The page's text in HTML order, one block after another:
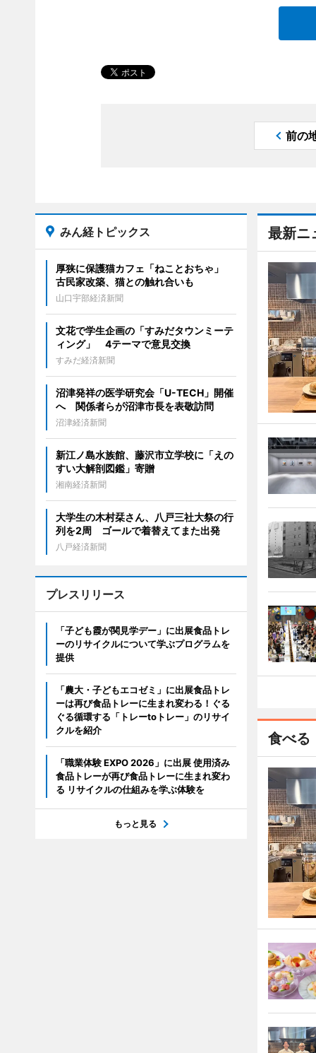
前の
最新ニ
食べる
みん経トピックス
厚狭に保護猫カフェ「ねことおちゃ」
古民家改築、猫との触れ合いも
山口宇部経済新聞
文花で学生企画の「すみだタウンミーテ
ィング」 4テーマで意見交換
すみだ経済新聞
沼津発祥の医学研究会「U-TECH」開催
へ 関係者らが沼津市長を表敬訪問
沼津経済新聞
新江ノ島水族館、藤沢市立学校に「えの
すい大解剖図鑑」寄贈
湘南経済新聞
大学生の木村栞さん、八戸三社大祭の行
列を2周 ゴールで着替えてまた出発
八戸経済新聞
プレスリリース
「子ども霞が関見学デー」に出展食品トレ
ーのリサイクルについて学ぶプログラムを
提供
「農大・子どもエコゼミ」に出展食品トレ
ーは再び食品トレーに生まれ変わる！ぐる
ぐる循環する「トレーtoトレー」のリサイ
クルを紹介
「職業体験 EXPO 2026」に出展 使用済み
食品トレーが再び食品トレーに生まれ変わ
る リサイクルの仕組みを学ぶ体験を
もっと見る